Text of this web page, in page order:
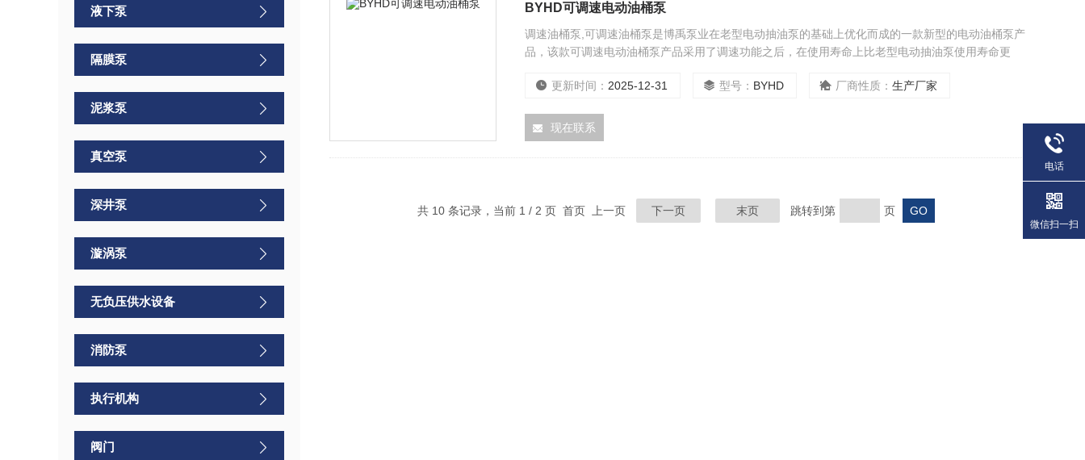
液下泵
隔膜泵
泥浆泵
真空泵
深井泵
漩涡泵
无负压供水设备
消防泵
执行机构
阀门
BYHD可调速电动油桶泵
调速油桶泵,可调速油桶泵是博禹泵业在老型电动抽油泵的基础上优化而成的一款新型的电动油桶泵产
品，该款可调速电动油桶泵产品采用了调速功能之后，在使用寿命上比老型电动抽油泵使用寿命更
更新时间： 2025-12-31 型号： BYHD 厂商性质： 生产厂家
现在联系
共 10 条记录，当前 1 / 2 页 首页 上一页 下一页 末页 跳转到第 页
电话
微信扫一扫